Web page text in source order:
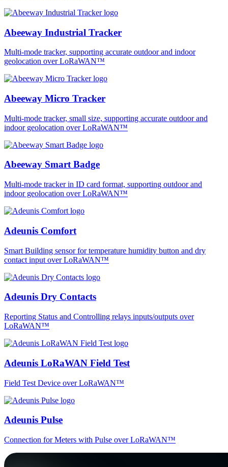
Abeeway Industrial Tracker
Multi-mode tracker, supporting accurate outdoor and indoor
geolocation over LoRaWAN™
Abeeway Micro Tracker
Multi-mode tracker, small size, supporting accurate outdoor and
indoor geolocation over LoRaWAN™
Abeeway Smart Badge
Multi-mode tracker in ID card format, supporting outdoor and
indoor geolocation over LoRaWAN™
Adeunis Comfort
Smart Building sensor for temperature humidity button and dry
contact input over LoRaWAN™
Adeunis Dry Contacts
Reporting Status and Controlling relays inputs/outputs over
LoRaWAN™
Adeunis LoRaWAN Field Test
Field Test Device over LoRaWAN™
Adeunis Pulse
Connection for Meters with Pulse over LoRaWAN™